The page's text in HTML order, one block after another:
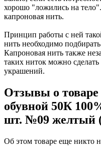
хорошо "ложились на
капроновая нить.
Принцип работы с ней
нить необходимо
Капроновая нить также
таких ниток можно
украшений.
Отзывы о
обувной 50К
шт. №09 желтый
Об этом товаре еще никто